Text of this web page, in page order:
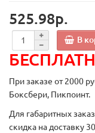
525.98р.
В
При заказе от 2000
Боксбери, Пикпоинт.
Для габаритных
скидка на доставку